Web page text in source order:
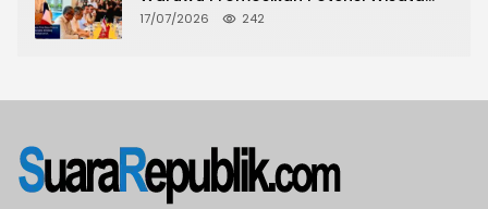
Nias di Hadapan Dubes Prancis
17/07/2026 242